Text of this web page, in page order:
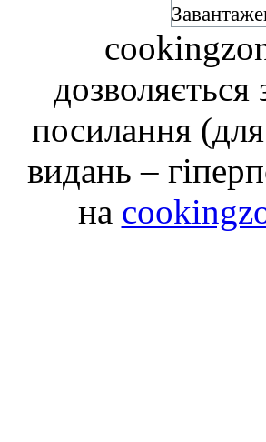
дозволяється
посилання
видань –
на